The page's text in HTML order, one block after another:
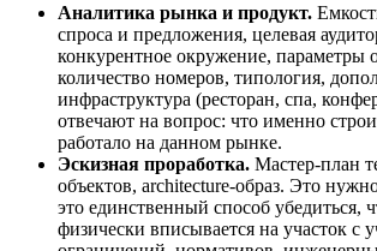
Аналитика рынка и продукт.
спроса и предложения, целевая
конкурентное окружение, параметры
количество номеров, типология,
инфраструктура (ресторан, спа,
отвечают на вопрос: что именно
работало на данном рынке.
Эскизная проработка. Мастер-план
объектов, architecture-образ. Это
это единственный способ убедиться,
физически вписывается на участок с